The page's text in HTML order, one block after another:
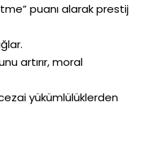
puanı alarak prestij
artırır, moral
yükümlülüklerden